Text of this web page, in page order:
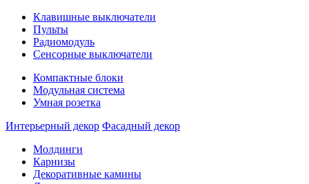
Клавишные выключатели
Пульты
Радиомодуль
Сенсорные выключатели
Компактные блоки
Модульная система
Умная розетка
Интерьерный декор Фасадный декор
Молдинги
Карнизы
Декоративные камины